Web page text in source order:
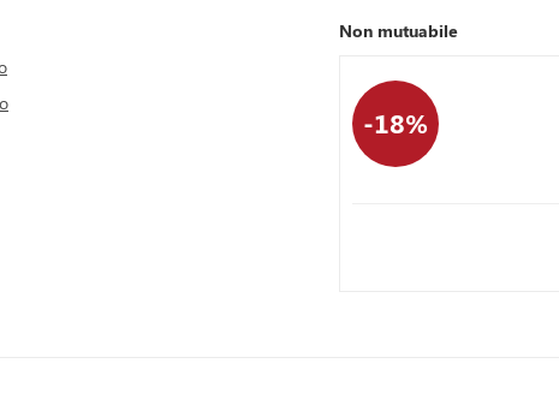
Non mutuabile
Sconto
del
18%